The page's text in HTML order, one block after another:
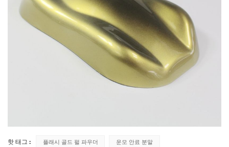
핫 태그 : 플래시 골드 펄 파우더
운모 안료 분말